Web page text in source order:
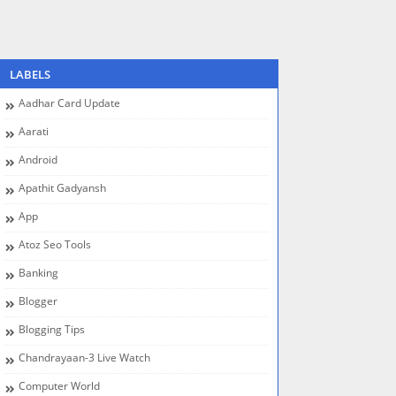
LABELS
Aadhar Card Update
Aarati
Android
Apathit Gadyansh
App
Atoz Seo Tools
Banking
Blogger
Blogging Tips
Chandrayaan-3 Live Watch
Computer World